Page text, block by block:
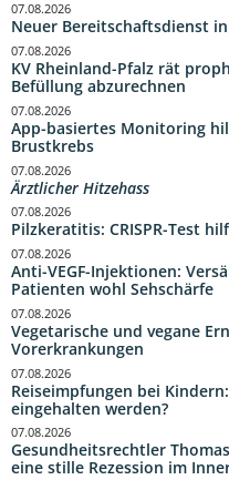
Neuer Bereitschaftsdienst
07.08.2026
KV Rheinland-Pfalz rät
Befüllung abzurechnen
07.08.2026
App-basiertes Monitoring
Brustkrebs
07.08.2026
Ärztlicher Hitzehass
07.08.2026
Pilzkeratitis: CRISPR-Test
07.08.2026
Anti-VEGF-Injektionen:
Patienten wohl Sehschärfe
07.08.2026
Vegetarische und vegane
Vorerkrankungen
07.08.2026
Reiseimpfungen bei
eingehalten werden?
07.08.2026
Gesundheitsrechtler
eine stille Rezession im
07.08.2026